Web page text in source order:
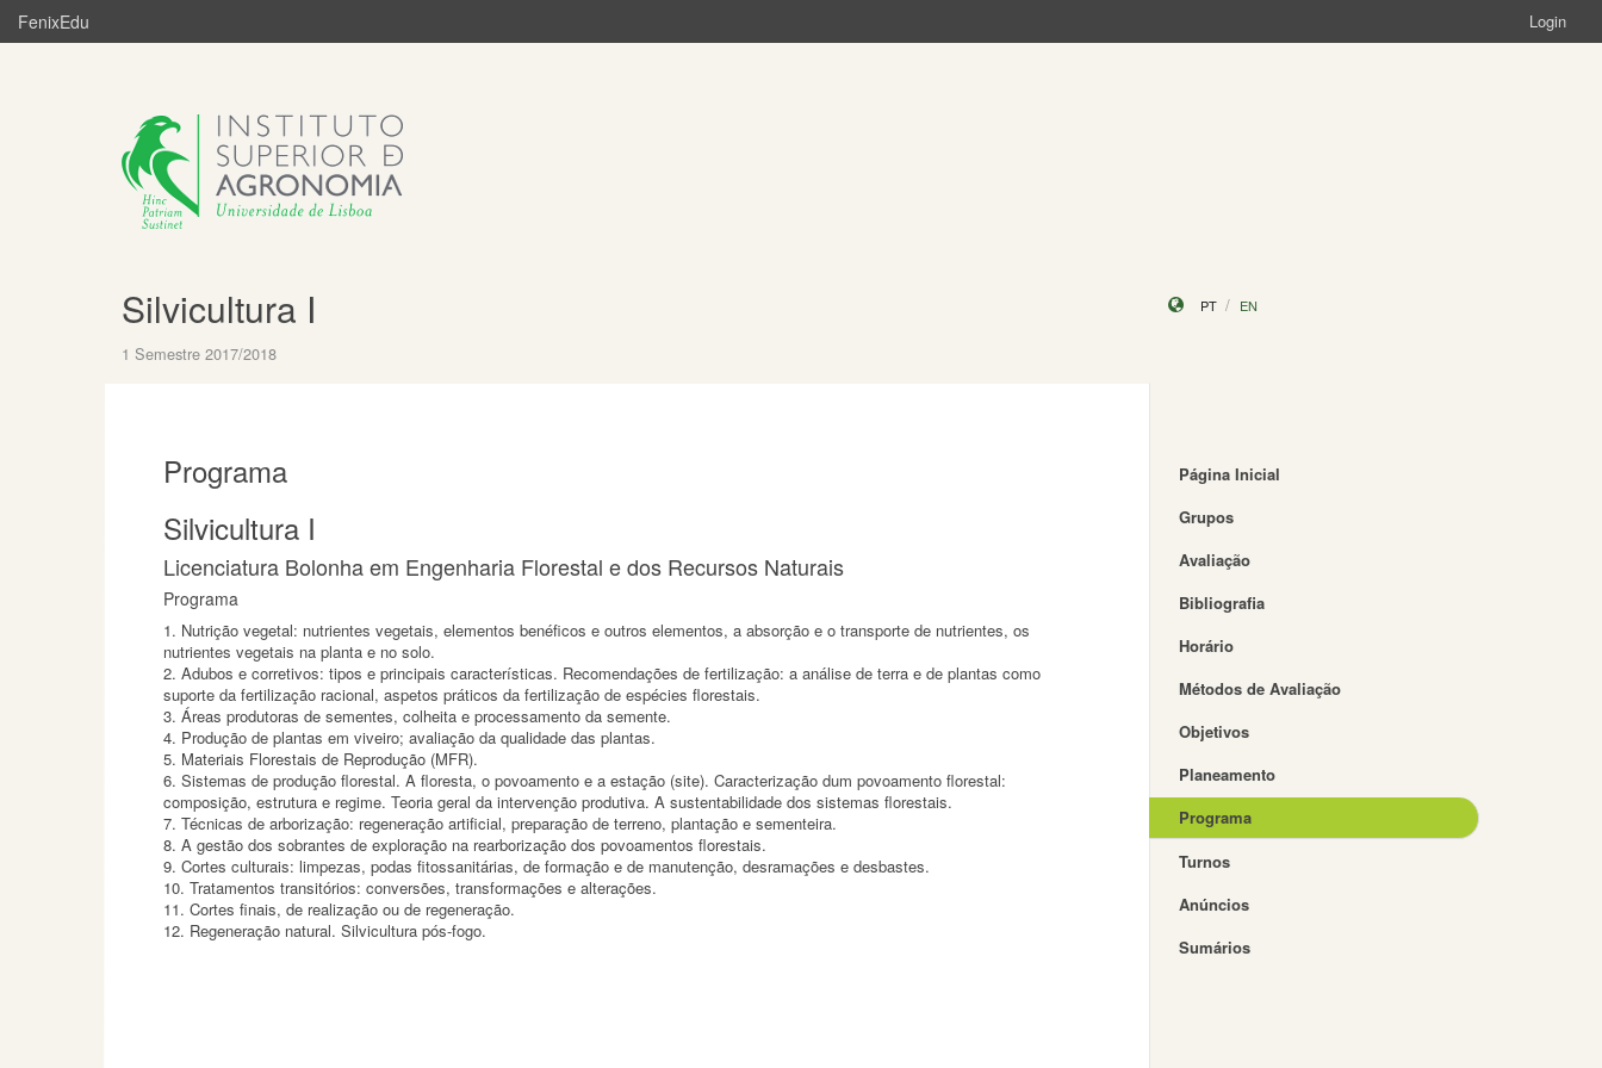
FenixEdu Login
Silvicultura I
1 Semestre 2017/2018
PT EN
Programa
Silvicultura I
Licenciatura Bolonha em Engenharia Florestal e dos Recursos Naturais
Programa
1. Nutrição vegetal: nutrientes vegetais, elementos benéficos e outros elementos, a absorção e o transporte de nutrientes, os
nutrientes vegetais na planta e no solo.
2. Adubos e corretivos: tipos e principais características. Recomendações de fertilização: a análise de terra e de plantas como
suporte da fertilização racional, aspetos práticos da fertilização de espécies florestais.
3. Áreas produtoras de sementes, colheita e processamento da semente.
4. Produção de plantas em viveiro; avaliação da qualidade das plantas.
5. Materiais Florestais de Reprodução (MFR).
6. Sistemas de produção florestal. A floresta, o povoamento e a estação (site). Caracterização dum povoamento florestal:
composição, estrutura e regime. Teoria geral da intervenção produtiva. A sustentabilidade dos sistemas florestais.
7. Técnicas de arborização: regeneração artificial, preparação de terreno, plantação e sementeira.
8. A gestão dos sobrantes de exploração na rearborização dos povoamentos florestais.
9. Cortes culturais: limpezas, podas fitossanitárias, de formação e de manutenção, desramações e desbastes.
10. Tratamentos transitórios: conversões, transformações e alterações.
11. Cortes finais, de realização ou de regeneração.
Página Inicial
Grupos
Avaliação
Bibliografia
Horário
Métodos de Avaliação
Objetivos
Planeamento
Programa
Turnos
Anúncios
Sumários